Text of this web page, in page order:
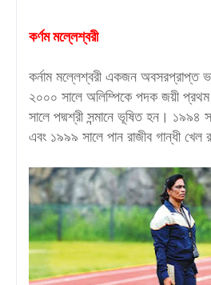
কর্ণম মল্লেশ্বরী
কর্নাম মল্লেশ্বরী একজন অবসরপ্রাপ্ত
২০০০ সালে অলিম্পিকে পদক জয়ী
সালে পদ্মশ্রী সন্মানে ভূষিত হন। ১৯৯৪
এবং ১৯৯৯ সালে পান রাজীব গান্ধী